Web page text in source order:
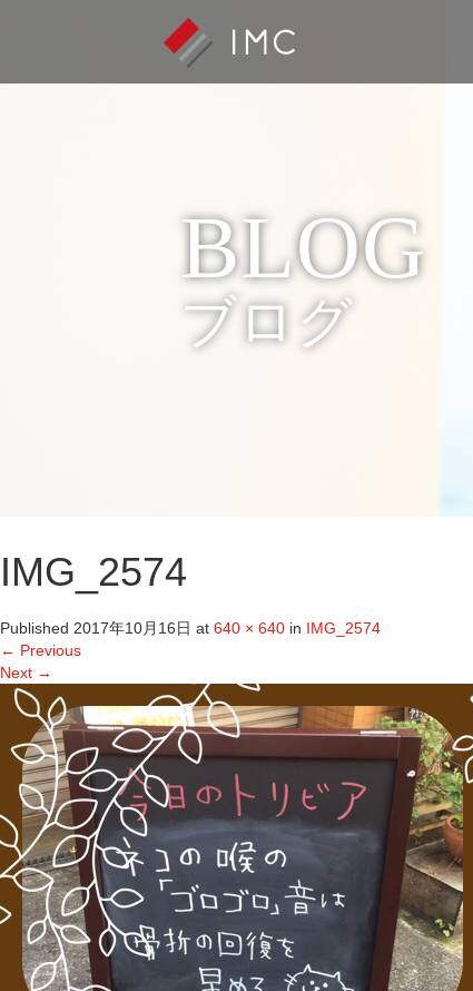
BLOG
ブログ
IMG_2574
Published 2017年10月16日 at 640 × 640 in IMG_2574
← Previous
Next →